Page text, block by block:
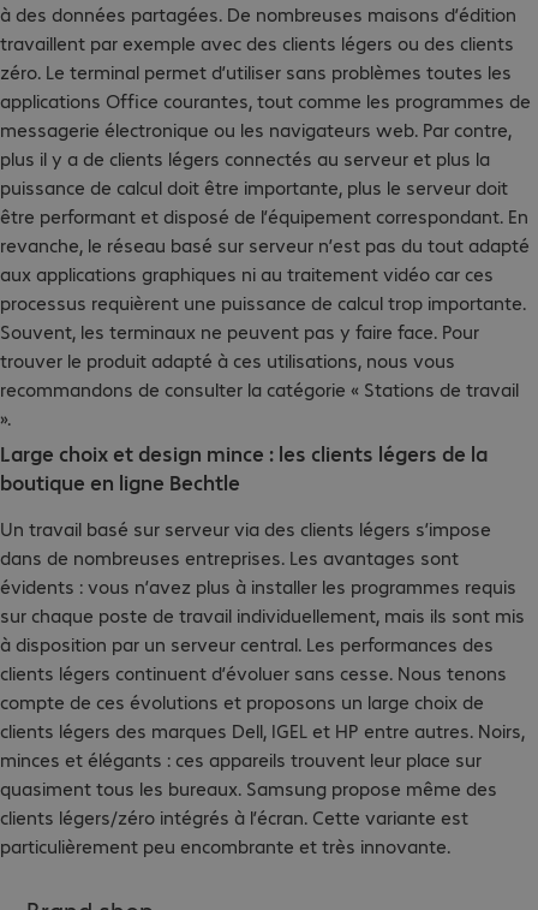
à des données partagées. De nombreuses maisons d’édition
travaillent par exemple avec des clients légers ou des clients
zéro. Le terminal permet d’utiliser sans problèmes toutes les
applications Office courantes, tout comme les programmes de
messagerie électronique ou les navigateurs web. Par contre,
plus il y a de clients légers connectés au serveur et plus la
puissance de calcul doit être importante, plus le serveur doit
être performant et disposé de l’équipement correspondant. En
revanche, le réseau basé sur serveur n’est pas du tout adapté
aux applications graphiques ni au traitement vidéo car ces
processus requièrent une puissance de calcul trop importante.
Souvent, les terminaux ne peuvent pas y faire face. Pour
trouver le produit adapté à ces utilisations, nous vous
recommandons de consulter la catégorie « Stations de travail
».
Large choix et design mince : les clients légers de la
boutique en ligne Bechtle
Un travail basé sur serveur via des clients légers s’impose
dans de nombreuses entreprises. Les avantages sont
évidents : vous n’avez plus à installer les programmes requis
sur chaque poste de travail individuellement, mais ils sont mis
à disposition par un serveur central. Les performances des
clients légers continuent d’évoluer sans cesse. Nous tenons
compte de ces évolutions et proposons un large choix de
clients légers des marques Dell, IGEL et HP entre autres. Noirs,
minces et élégants : ces appareils trouvent leur place sur
quasiment tous les bureaux. Samsung propose même des
clients légers/zéro intégrés à l’écran. Cette variante est
particulièrement peu encombrante et très innovante.